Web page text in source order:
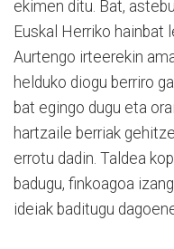
ekimen ditu. Bat,
Euskal Herriko hainbat
Aurtengo irteerekin
helduko diogu berriro
bat egingo dugu eta
hartzaile berriak
errotu dadin. Taldea
badugu, finkoagoa
ideiak baditugu